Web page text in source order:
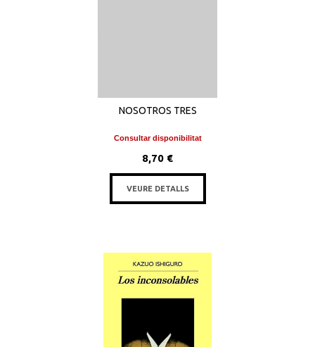
NOSOTROS TRES
Consultar disponibilitat
8,70 €
VEURE DETALLS